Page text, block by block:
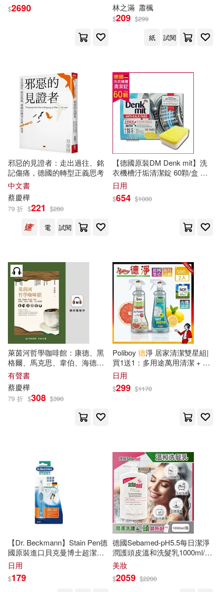
克里斯昂．赫塞(2)
劉俊敏(2) 劉又誠(2)
劉廣敏(2)
卡洛琳．馮．聖安吉(2)
史帝夫・沃德(2) 吉原義人(2)
吳越舟(2)
喬瑟夫．史奇貝(2) 嚴群(2)
大衛．艾波斯坦（David Epstein）
奧吉‧歐格斯(2) 小倉廣(2)
小林智洋(2) 小象(2)
尼采(2)
崔西．丹尼斯－蒂瓦里(2)
川村奈津子(2)
布萊思．寇特內(2)
布賴恩．克洛迪舒克(2)
華夏出版社(9)
中共中央黨校出版社(8)
中山大學出版社(8)
北京語言大學出版社(8)
小漫遊文化(8) 巴比樂視(8)
清華大學出版社(8) 精美(8)
臺灣商務(8)
電子工業出版社(8)
中國電力出版社(7)
典藏藝術家庭(7)
北京教育出版社(7)
北京航空航天大學出版社(7)
博客思(7)
天下文化(7)
安徽人民出版社(7)
復旦大學出版社(7)
東南大學出版社(7)
生活‧讀書‧新知三聯書店(7)
$2690
默德、伊斯蘭教派、哲學思
想、科學藝術的黃金時代 (電子
書)
林之滿 蕭楓
$209 $299
紙
試閱
邪惡的見證者：走出過往、銘
記傷痛，德國的轉型正義思考
中文書
蔡慶樺
79 折 $221 $280
電
試閱
【德國原裝DM Denk mit】洗
衣機槽汙垢清潔錠 60顆/盒 獨
立包裝(滾筒式和直立式皆適
用)
日用
$654 $1000
萊茵河哲學咖啡館：康德、黑
格爾、馬克思、韋伯、海德
格、高達美、鄂蘭……的心靈
地圖 (有聲書)
有聲書
蔡慶樺
79 折 $308 $390
Poliboy 德淨 居家清潔雙星組|
買1送1：多用途萬用清潔 + 除
塵大師 多用途+除塵
日用
$299 $1170
【Dr. Beckmann】Stain Pen德
國原裝進口貝克曼博士超潔淨
去漬筆
日用
$179
德國Sebamed-pH5.5每日潔淨
潤護頭皮溫和洗髮乳1000ml/按
壓瓶(弱酸性零矽靈洗髮精,無添
加皂鹼柔順豐盈髮絲,大容量中
乾性髮質適用)
美妝
$2059 $2200